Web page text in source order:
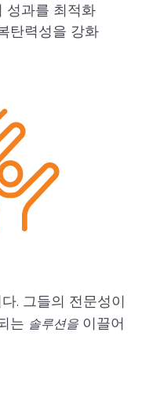
성과를 최적화
탄력성을 강화
. 그들의 전문성이
는 솔루션을 이끌어